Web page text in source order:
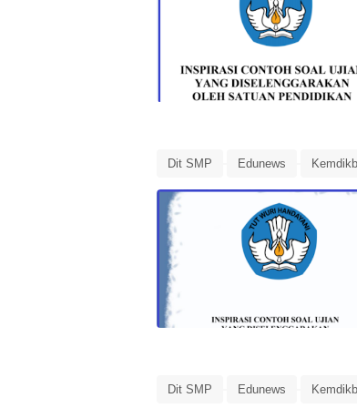
Dit SMP Edunews
Panduan Penilaian Penilaian
Dit SMP Edunews